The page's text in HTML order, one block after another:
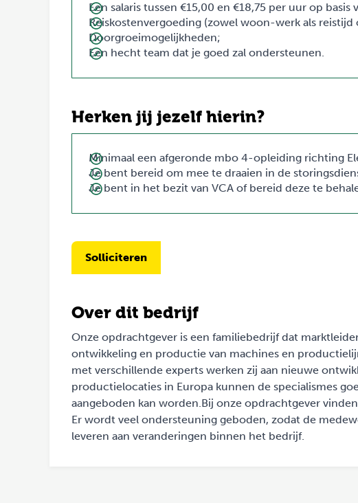
Een salaris tussen €15,00 en €18,75 per uur op basis
Reiskostenvergoeding (zowel woon-werk als
Doorgroeimogelijkheden;
Een hecht team dat je goed zal ondersteunen.
Herken jij jezelf hierin?
Minimaal een afgeronde mbo 4-opleiding richting
Je bent bereid om mee te draaien in de
Je bent in het bezit van VCA of bereid deze te
Solliciteren
Over dit bedrijf
Onze opdrachtgever is een familiebedrijf dat
ontwikkeling en productie van machines en
met verschillende experts werken zij aan nieuwe
productielocaties in Europa kunnen de specialismes
aangeboden kan worden.Bij onze opdrachtgever
Er wordt veel ondersteuning geboden, zodat de
leveren aan veranderingen binnen het bedrijf.